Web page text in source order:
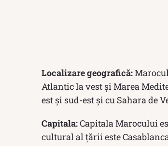
Localizare geografică:
Atlantic la vest și Marea
est și sud-est și cu Sahara de
Capitala:Capitala Marocului
cultural al țării este